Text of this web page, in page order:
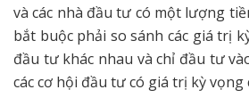
và các nhà đầu tư có một lượng
bắt buộc phải so sánh các giá trị
đầu tư khác nhau và chỉ đầu tư
các cơ hội đầu tư có giá trị kỳ vọng